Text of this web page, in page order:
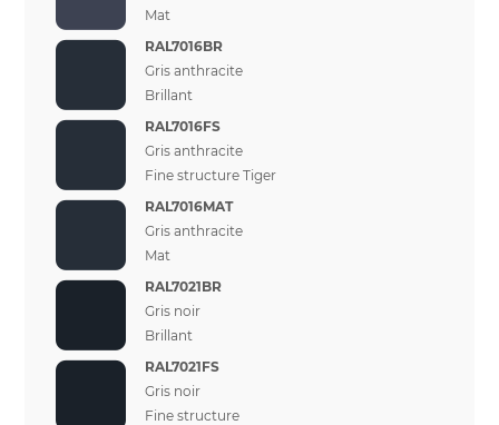
Mat
RAL7016BR
Gris anthracite
Brillant
RAL7016FS
Gris anthracite
Fine structure Tiger
RAL7016MAT
Gris anthracite
Mat
RAL7021BR
Gris noir
Brillant
RAL7021FS
Gris noir
Fine structure